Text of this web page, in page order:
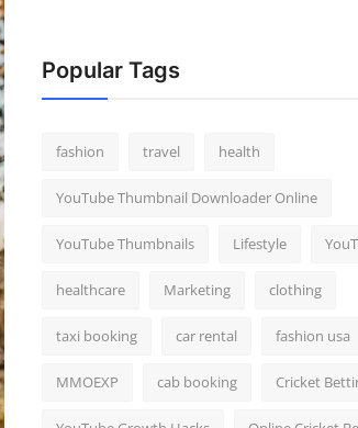
Popular Tags
fashion travel health
YouTube Thumbnail Downloader Online
YouTube Thumbnails Lifestyle
healthcare Marketing clothing
taxi booking car rental fashion usa
MMOEXP cab booking Cricket